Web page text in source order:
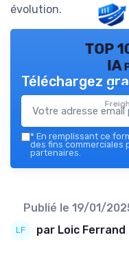
évolution.
TOP
IA
Téléchargez
* En remplissant ce
des fins commerciales
partenaires.
Publié le 19/01/
par Loic Ferrand